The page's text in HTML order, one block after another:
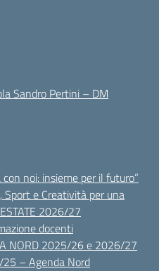
Sandro Pertini – DM
noi: insieme per il futuro”
Sport e Creatività per una
2026/27
docenti
NORD 2025/26 e 2026/27
– Agenda Nord